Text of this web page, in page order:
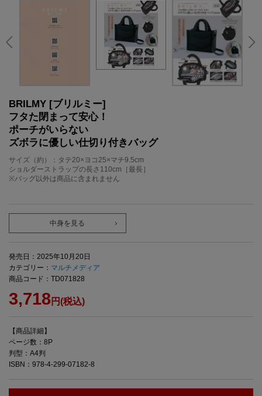
BRILMY [ブリルミー]
フタた閉まって安心！
ポーチがいらない
ズボラに優しい仕切り付きバッグ
サイズ（約）：タテ20×ヨコ25×マチ9.5cm
ショルダーストラップの長さ110cm［最長］
※バッグ以外は商品に含まれません
中身を見る
発売日：2025年10月20日
カテゴリー： マルチメディア
商品コード：TD071828
3,718円(税込)
【商品詳細】
ページ数：8P
判型：A4判
ISBN：978-4-299-07182-8